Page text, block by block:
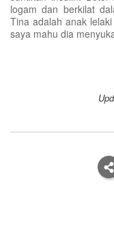
logam dan berkilat
Tina adalah anak
saya mahu dia